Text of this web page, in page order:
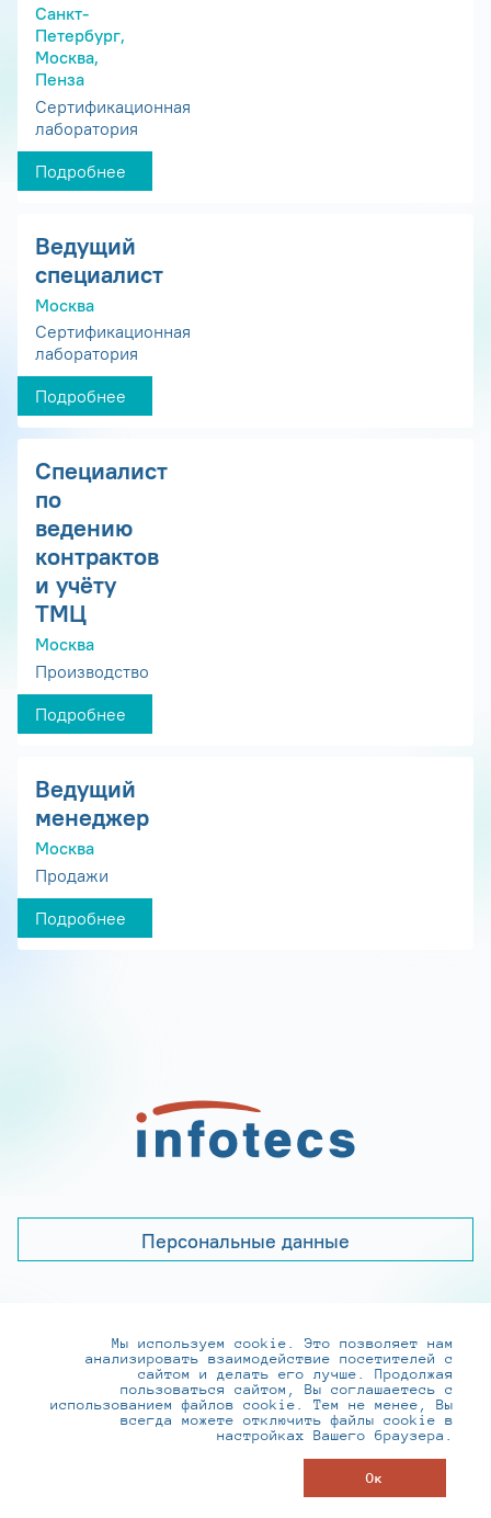
Санкт-
Петербург,
Москва,
Пенза
Сертификационная
лаборатория
Подробнее
Ведущий
специалист
Москва
Сертификационная
лаборатория
Подробнее
Специалист
по
ведению
контрактов
и учёту
ТМЦ
Москва
Производство
Подробнее
Ведущий
менеджер
Москва
Продажи
Подробнее
Персональные данные
+7 (495) 737-6192, 8-800-250-0-260
practice@infotecs.ru,hr@infotecs.ru
127273, г. Москва, Отрадная ул., 2Б строение 1
Мы используем cookie. Это позволяет нам
анализировать взаимодействие посетителей с
сайтом и делать его лучше. Продолжая
пользоваться сайтом, Вы соглашаетесь с
использованием файлов cookie. Тем не менее, Вы
всегда можете отключить файлы cookie в
настройках Вашего браузера.
Ок